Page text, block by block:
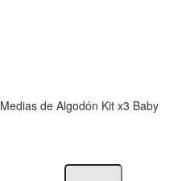
Medias de Algodón Kit x3 Baby